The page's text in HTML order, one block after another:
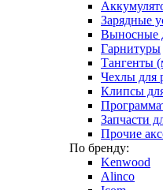
Зарядные
Выносные
Гарнитуры
Тангенты
Чехлы для
Клипсы
Запчасти
Прочие
По бренду:
Kenwood
Alinco